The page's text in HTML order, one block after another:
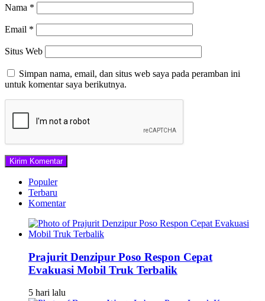
Nama *
Email *
Situs Web
Simpan nama, email, dan situs web saya pada peramban ini
untuk komentar saya berikutnya.
Populer
Terbaru
Komentar
Prajurit Denzipur Poso Respon Cepat
Evakuasi Mobil Truk Terbalik
5 hari lalu